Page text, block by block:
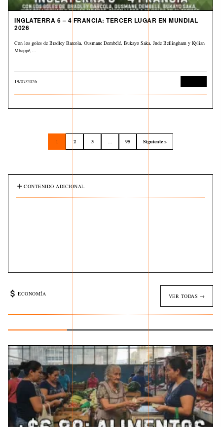
INGLATERRA 6 – 4 FRANCIA: TERCER LUGAR EN MUNDIAL
2026
Con los goles de Bradley Barcola, Ousmane Dembélé, Bukayo Saka, Jude Bellingham y Kylian
Mbappé,…
19/07/2026
1 2 3 … 95 Siguiente »
CONTENIDO ADICIONAL
ECONOMÍA VER TODAS →